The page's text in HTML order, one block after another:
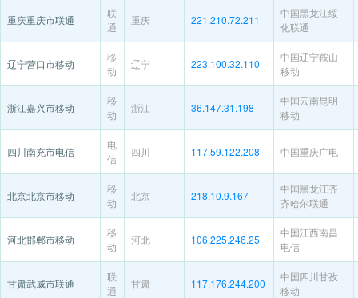
重庆重庆市联通
联
通
重庆 221.210.72.211
中国黑龙江绥
化联通
辽宁营口市移动
移
动
辽宁 223.100.32.110
中国辽宁鞍山
移动
浙江嘉兴市移动
移
动
浙江 36.147.31.198
中国云南昆明
移动
四川南充市电信
电
信
四川 117.59.122.208 中国重庆广电
北京北京市移动
移
动
北京 218.10.9.167
中国黑龙江齐
齐哈尔联通
河北邯郸市移动
移
动
河北 106.225.246.25
中国江西南昌
电信
甘肃武威市联通
联
通
甘肃 117.176.244.200
中国四川甘孜
移动